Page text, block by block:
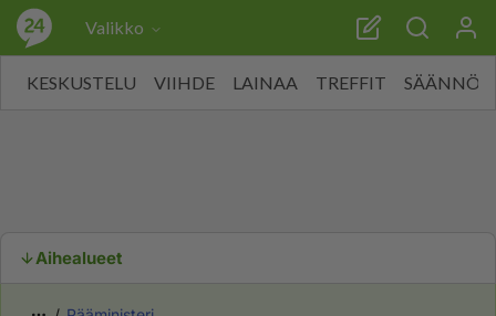
Valikko
KESKUSTELU VIIHDE LAINAA TREFFIT SÄÄNNÖT
Aihealueet